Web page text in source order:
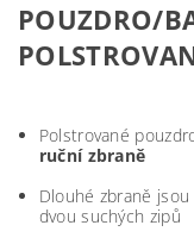
POUZDRO/
Polstrované
ruční zbraně
Dlouhé zbraně
dvou suchých zipů